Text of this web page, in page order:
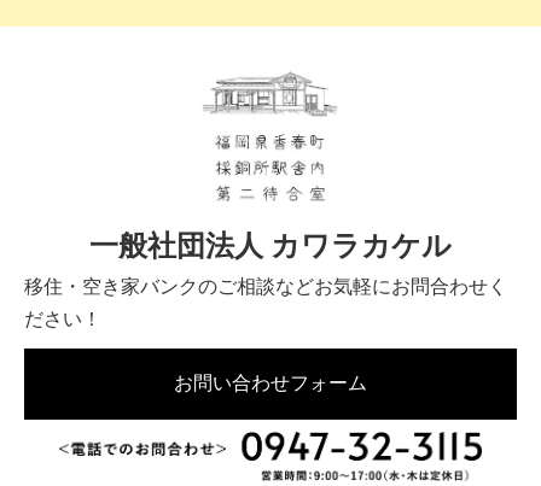
一般社団法人 カワラカケル
移住・空き家バンクのご相談などお気軽にお問合わせく
ださい！
お問い合わせフォーム